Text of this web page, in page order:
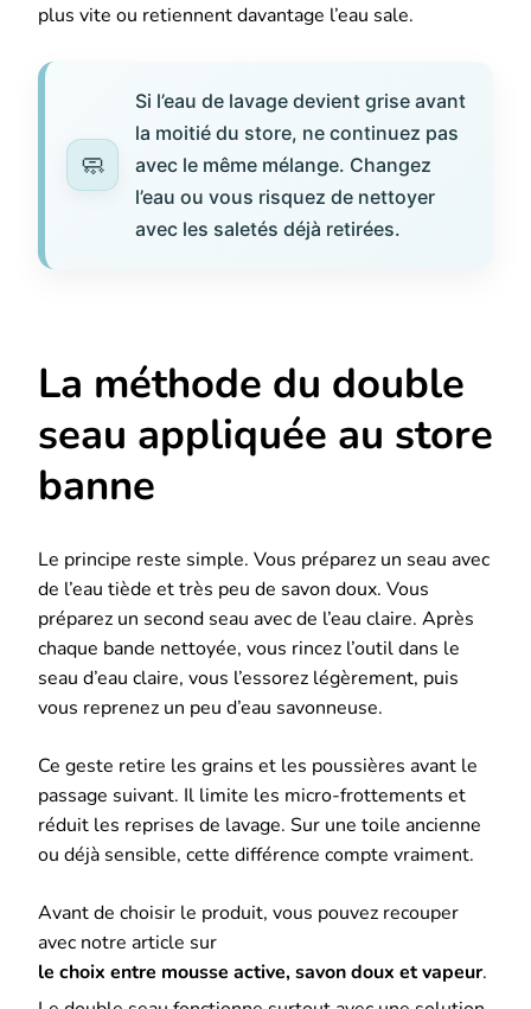
plus vite ou retiennent davantage l’eau sale.
Si l’eau de lavage devient grise avant
la moitié du store, ne continuez pas
avec le même mélange. Changez
l’eau ou vous risquez de nettoyer
avec les saletés déjà retirées.
La méthode du double
seau appliquée au store
banne
Le principe reste simple. Vous préparez un seau avec
de l’eau tiède et très peu de savon doux. Vous
préparez un second seau avec de l’eau claire. Après
chaque bande nettoyée, vous rincez l’outil dans le
seau d’eau claire, vous l’essorez légèrement, puis
vous reprenez un peu d’eau savonneuse.
Ce geste retire les grains et les poussières avant le
passage suivant. Il limite les micro-frottements et
réduit les reprises de lavage. Sur une toile ancienne
ou déjà sensible, cette différence compte vraiment.
Avant de choisir le produit, vous pouvez recouper
avec notre article sur
le choix entre mousse active, savon doux et vapeur.